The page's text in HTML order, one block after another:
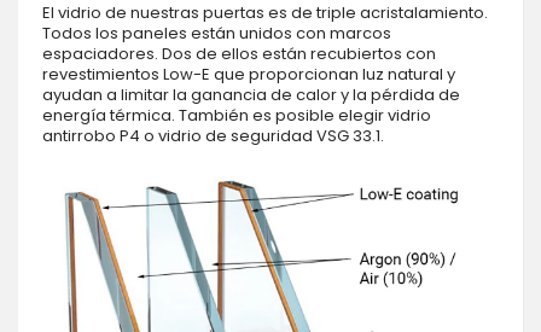
El vidrio de nuestras puertas es de triple acristalamiento.
Todos los paneles están unidos con marcos
espaciadores. Dos de ellos están recubiertos con
revestimientos Low-E que proporcionan luz natural y
ayudan a limitar la ganancia de calor y la pérdida de
energía térmica. También es posible elegir vidrio
antirrobo P4 o vidrio de seguridad VSG 33.1.